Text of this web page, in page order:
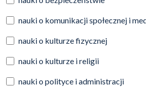
nauki o komunikacji społecznej i
nauki o kulturze fizycznej
nauki o kulturze i religii
nauki o polityce i administracji